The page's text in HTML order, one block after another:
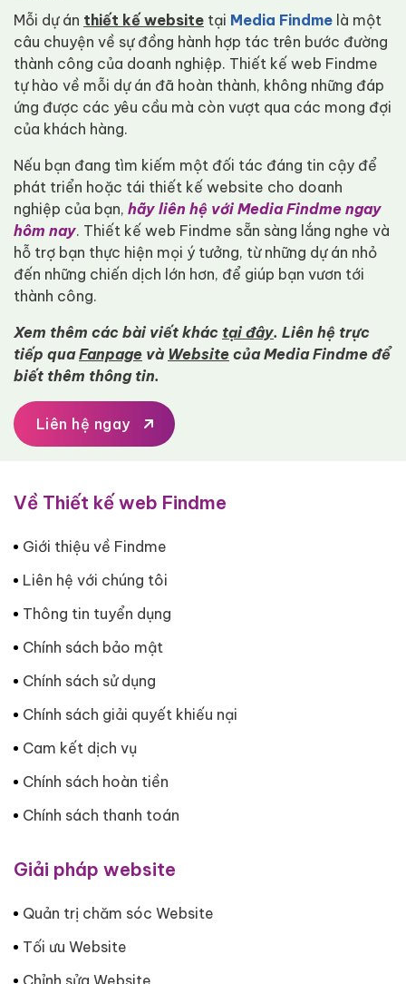
Mỗi dự án thiết kế website tại Media Findme là một
câu chuyện về sự đồng hành hợp tác trên bước đường
thành công của doanh nghiệp. Thiết kế web Findme
tự hào về mỗi dự án đã hoàn thành, không những đáp
ứng được các yêu cầu mà còn vượt qua các mong đợi
của khách hàng.
Nếu bạn đang tìm kiếm một đối tác đáng tin cậy để
phát triển hoặc tái thiết kế website cho doanh
nghiệp của bạn, hãy liên hệ với Media Findme ngay
hôm nay. Thiết kế web Findme sẵn sàng lắng nghe và
hỗ trợ bạn thực hiện mọi ý tưởng, từ những dự án nhỏ
đến những chiến dịch lớn hơn, để giúp bạn vươn tới
thành công.
Xem thêm các bài viết khác tại đây. Liên hệ trực
tiếp quaFanpage và Website của Media Findme để
biết thêm thông tin.
Liên hệ ngay
Về Thiết kế web Findme
Giới thiệu về Findme
Liên hệ với chúng tôi
Thông tin tuyển dụng
Chính sách bảo mật
Chính sách sử dụng
Chính sách giải quyết khiếu nại
Cam kết dịch vụ
Chính sách hoàn tiền
Chính sách thanh toán
Giải pháp website
Quản trị chăm sóc Website
Tối ưu Website
Chỉnh sửa Website